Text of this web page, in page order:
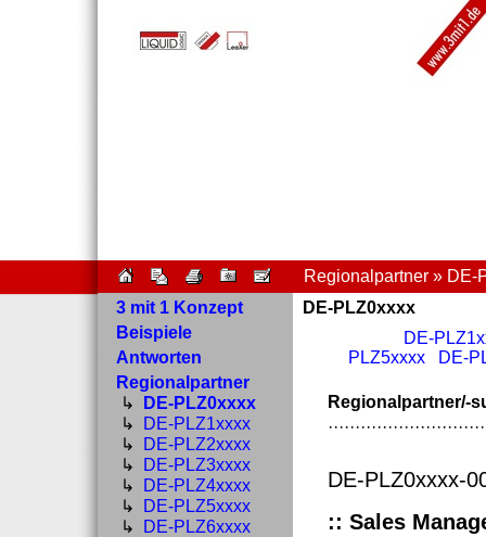
Regionalpartner » DE-
3 mit 1 Konzept
Beispiele
Antworten
Regionalpartner
↳
DE-PLZ0xxxx
↳
DE-PLZ1xxxx
↳
DE-PLZ2xxxx
↳
DE-PLZ3xxxx
↳
DE-PLZ4xxxx
↳
DE-PLZ5xxxx
↳
DE-PLZ6xxxx
DE-PLZ0xxxx
DE-
PLZ5xxxx
DE-
Regionalpartner/-
DE-PLZ0xxxx-
:: Sales